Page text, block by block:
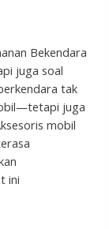
Bekendara
juga soal
tak
juga
mobil
ini